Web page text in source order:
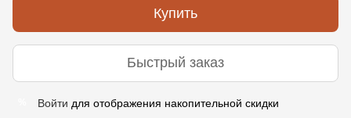
Купить
Быстрый заказ
Войти для отображения накопительной скидки